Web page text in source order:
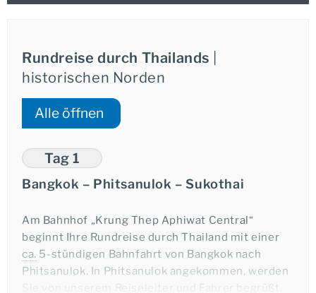
Rundreise durch Thailands
historischen Norden
Alle öffnen
Tag 1
Bangkok – Phitsanulok – Sukothai
Am Bahnhof „Krung Thep Aphiwat Central“
beginnt Ihre Rundreise durch Thailand mit einer
ca. 5-stündigen Bahnfahrt von Bangkok nach
Phitsanulok. In Phitsanulok angekommen, werden
Sie von unserem Reiseleiter und Fahrer begrüßt.